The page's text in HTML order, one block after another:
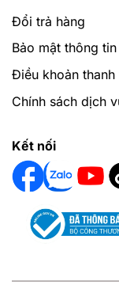
Đổi trả hàng
Bảo mật thông tin
Điều khoản thanh
Chính sách dịch
Kết nối